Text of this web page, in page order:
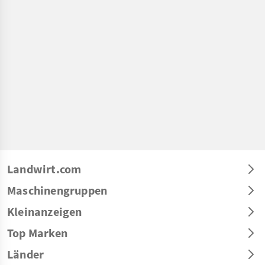
Landwirt.com
Maschinengruppen
Kleinanzeigen
Top Marken
Länder